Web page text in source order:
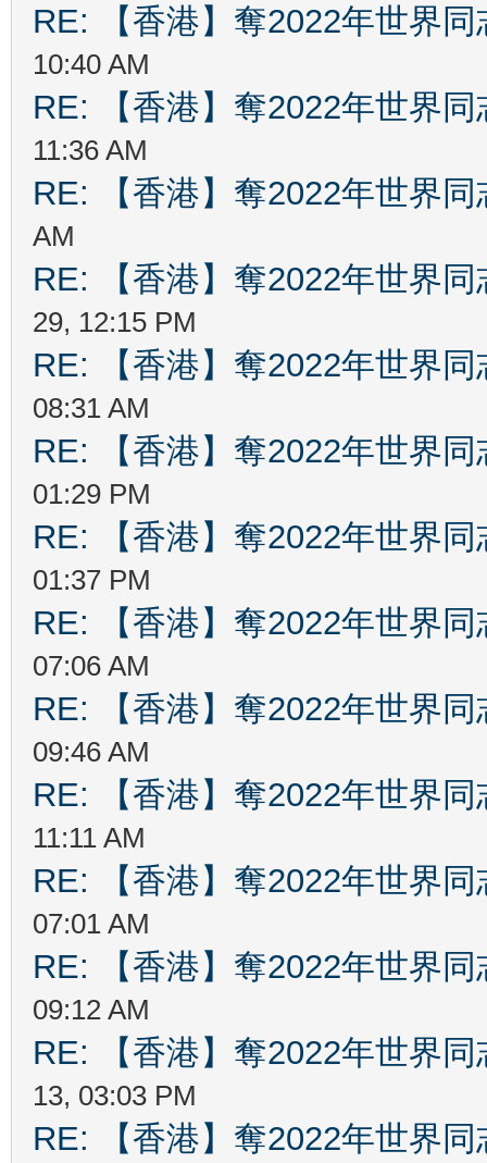
RE: 【香港】奪2022年世界
10:40 AM
RE: 【香港】奪2022年世界
11:36 AM
RE: 【香港】奪2022年世界
AM
RE: 【香港】奪2022年世界
29, 12:15 PM
RE: 【香港】奪2022年世界
08:31 AM
RE: 【香港】奪2022年世界
01:29 PM
RE: 【香港】奪2022年世界
01:37 PM
RE: 【香港】奪2022年世界
07:06 AM
RE: 【香港】奪2022年世界
09:46 AM
RE: 【香港】奪2022年世界
11:11 AM
RE: 【香港】奪2022年世界
07:01 AM
RE: 【香港】奪2022年世界
09:12 AM
RE: 【香港】奪2022年世界
13, 03:03 PM
RE: 【香港】奪2022年世界